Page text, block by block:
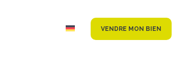
VENDRE MON BIEN